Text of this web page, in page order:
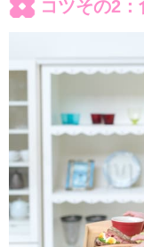
コツその2